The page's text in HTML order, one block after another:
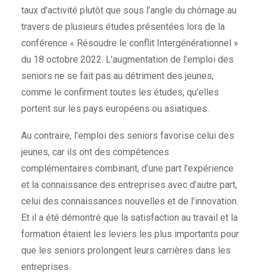
taux d’activité plutôt que sous l’angle du chômage au
travers de plusieurs études présentées lors de la
conférence « Résoudre le conflit Intergénérationnel »
du 18 octobre 2022. L’augmentation de l’emploi des
seniors ne se fait pas au détriment des jeunes,
comme le confirment toutes les études, qu’elles
portent sur les pays européens ou asiatiques.
Au contraire, l’emploi des seniors favorise celui des
jeunes, car ils ont des compétences
complémentaires combinant, d’une part l’expérience
et la connaissance des entreprises avec d’autre part,
celui des connaissances nouvelles et de l’innovation.
Et il a été démontré que la satisfaction au travail et la
formation étaient les leviers les plus importants pour
que les seniors prolongent leurs carrières dans les
entreprises.